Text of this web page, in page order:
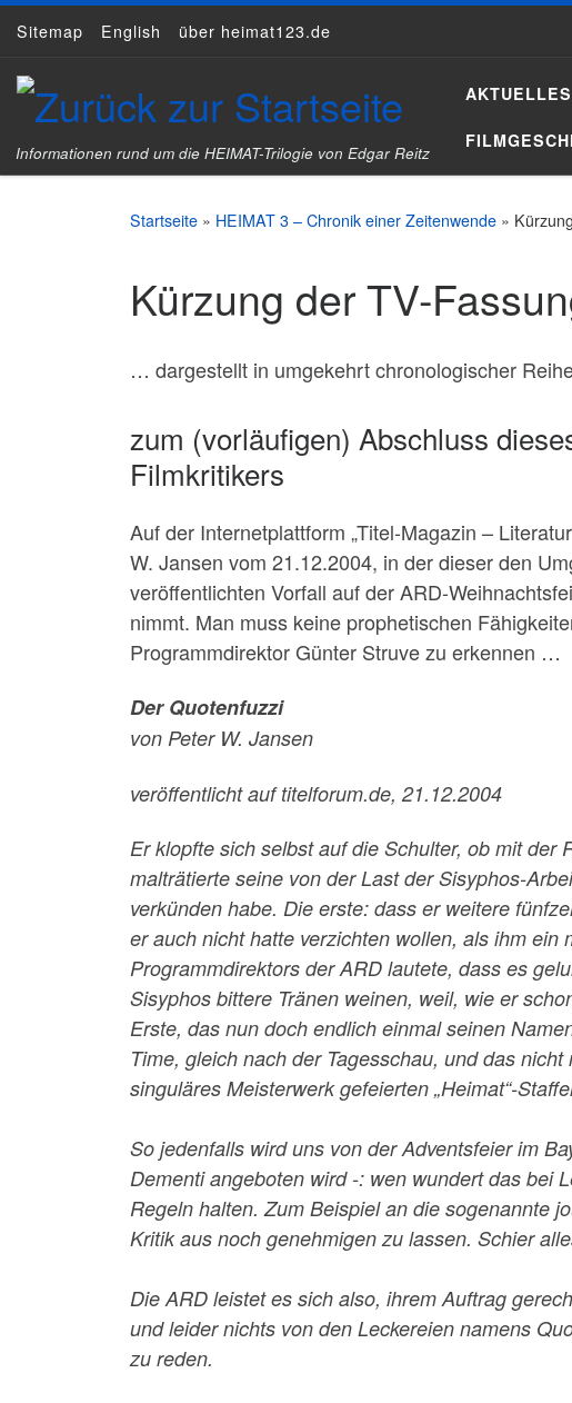
Zum Inhalt springen
Sitemap English über heimat123.de
Informationen rund um die HEIMAT-Trilogie von Edgar Reitz
AKTUELLES
Startseite » HEIMAT 3 – Chronik einer Zeitenwende »
Kürzung der TV-
… dargestellt in umgekehrt chronologischer
zum (vorläufigen) Abschluss
Filmkritikers
Auf der Internetplattform „Titel-Magazin –
W. Jansen vom 21.12.2004, in der dieser den
veröffentlichten Vorfall auf der ARD-
nimmt. Man muss keine prophetischen
Programmdirektor Günter Struve zu erkennen …
Der Quotenfuzzi
von Peter W. Jansen
veröffentlicht auf titelforum.de, 21.12.2004
Er klopfte sich selbst auf die Schulter, ob mit der
malträtierte seine von der Last der Sisyphos-
verkünden habe. Die erste: dass er weitere
er auch nicht hatte verzichten wollen, als ihm
Programmdirektors der ARD lautete, dass es
Sisyphos bittere Tränen weinen, weil, wie er
Erste, das nun doch endlich einmal seinen
Time, gleich nach der Tagesschau, und das
singuläres Meisterwerk gefeierten „Heimat“-
So jedenfalls wird uns von der Adventsfeier im
Dementi angeboten wird -: wen wundert das bei
Regeln halten. Zum Beispiel an die sogenannte
Kritik aus noch genehmigen zu lassen. Schier
Die ARD leistet es sich also, ihrem Auftrag
und leider nichts von den Leckereien namens
zu reden.